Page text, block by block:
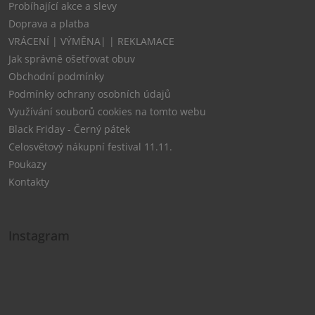
Probíhající akce a slevy
Doprava a platba
VRÁCENÍ | VÝMĚNA| | REKLAMACE
Jak správně ošetřovat obuv
Obchodní podmínky
Podmínky ochrany osobních údajů
Využívání souborů cookies na tomto webu
Black Friday - Černý pátek
Celosvětový nákupní festival 11.11.
Poukazy
Kontakty
Instagram